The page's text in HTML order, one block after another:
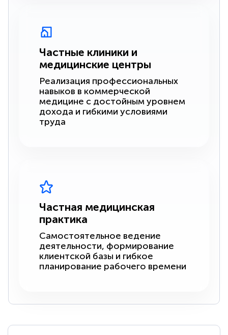
Частные клиники и
медицинские центры
Реализация профессиональных
навыков в коммерческой
медицине с достойным уровнем
дохода и гибкими условиями
труда
Частная медицинская
практика
Самостоятельное ведение
деятельности, формирование
клиентской базы и гибкое
планирование рабочего времени